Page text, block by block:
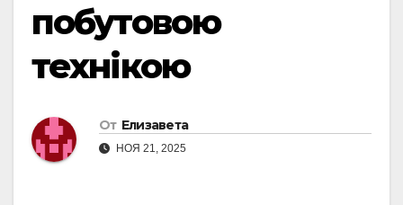
побутовою
технікою
От Елизавета
НОЯ 21, 2025